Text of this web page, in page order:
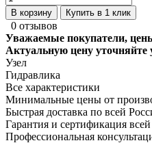
В корзину Купить в 1 клик
0 отзывов
Уважаемые покупатели,
Актуальную цену уточняйте
Узел
Гидравлика
Все характеристики
Минимальные цены от
Быстрая доставка по всей
Гарантия и сертификация
Профессиональная